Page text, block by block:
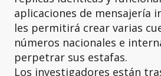
aplicaciones de mensajería
les permitirá crear varias
números nacionales e
perpetrar sus estafas.
Los investigadores están